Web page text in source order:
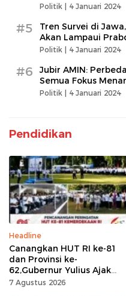
Politik | 4 Januari 2024
#5
Tren Survei di
Akan Lampaui
Politik | 4 Januari 2024
#6
Jubir AMIN:
Semua Fokus
Politik | 4 Januari 2024
Pendidikan
Headline
Canangkan HUT RI ke-81
dan Provinsi ke-
62,Gubernur Yulius Ajak
Seluruh Masyarakat
7 Agustus 2026